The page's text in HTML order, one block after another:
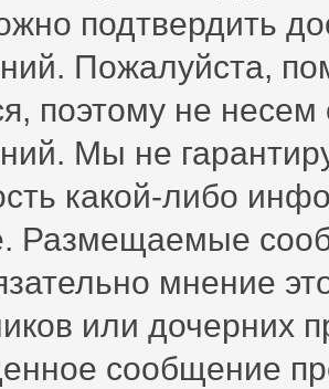
подтвердить
Пожалуйста,
поэтому не
Мы не
какой-либо
Размещаемые
мнение
или дочерних
сообщение